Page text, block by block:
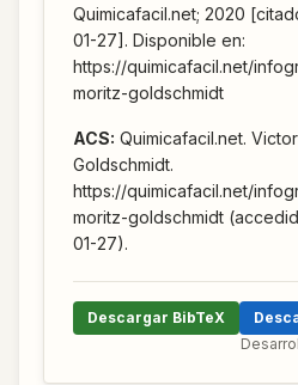
Quimicafacil.net; 2020
01-27]. Disponible en:
https://quimicafacil.net/
moritz-goldschmidt
ACS: Quimicafacil.net.
Goldschmidt.
https://quimicafacil.net/
moritz-goldschmidt
01-27).
Descargar BibTeX